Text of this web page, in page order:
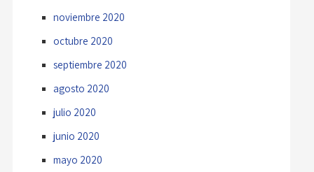
noviembre 2020
octubre 2020
septiembre 2020
agosto 2020
julio 2020
junio 2020
mayo 2020